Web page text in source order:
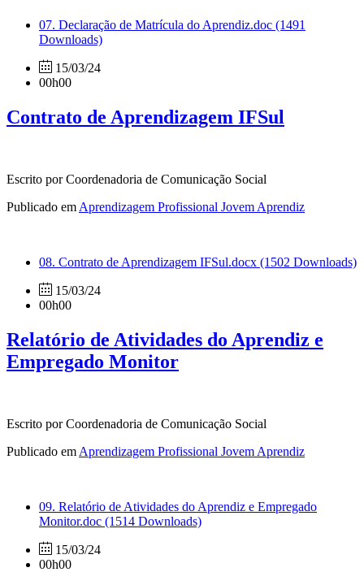
07. Declaração de Matrícula do Aprendiz.doc (1491
Downloads)
15/03/24
00h00
Contrato de Aprendizagem IFSul
Escrito por Coordenadoria de Comunicação Social
Publicado em Aprendizagem Profissional Jovem Aprendiz
08. Contrato de Aprendizagem IFSul.docx (1502 Downloads)
15/03/24
00h00
Relatório de Atividades do Aprendiz e
Empregado Monitor
Escrito por Coordenadoria de Comunicação Social
Publicado em Aprendizagem Profissional Jovem Aprendiz
09. Relatório de Atividades do Aprendiz e Empregado
Monitor.doc (1514 Downloads)
15/03/24
00h00